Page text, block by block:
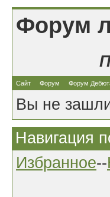
Форум
Сайт Форум Форум
Вы не
Навигация
Избранное--